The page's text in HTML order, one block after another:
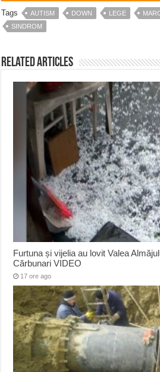
Tags AUTISM DOWN LEGE
SINDROM
Related Articles
Furtuna și vijelia au lovit Valea
Cărbunari VIDEO
17 ore ago